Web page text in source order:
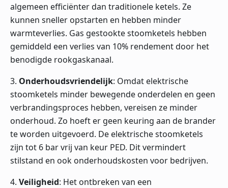
algemeen efficiënter dan traditionele ketels. Ze
kunnen sneller opstarten en hebben minder
warmteverlies. Gas gestookte stoomketels hebben
gemiddeld een verlies van 10% rendement door het
benodigde rookgaskanaal.
3. Onderhoudsvriendelijk: Omdat elektrische
stoomketels minder bewegende onderdelen en geen
verbrandingsproces hebben, vereisen ze minder
onderhoud. Zo hoeft er geen keuring aan de brander
te worden uitgevoerd. De elektrische stoomketels
zijn tot 6 bar vrij van keur PED. Dit vermindert
stilstand en ook onderhoudskosten voor bedrijven.
4. Veiligheid: Het ontbreken van een